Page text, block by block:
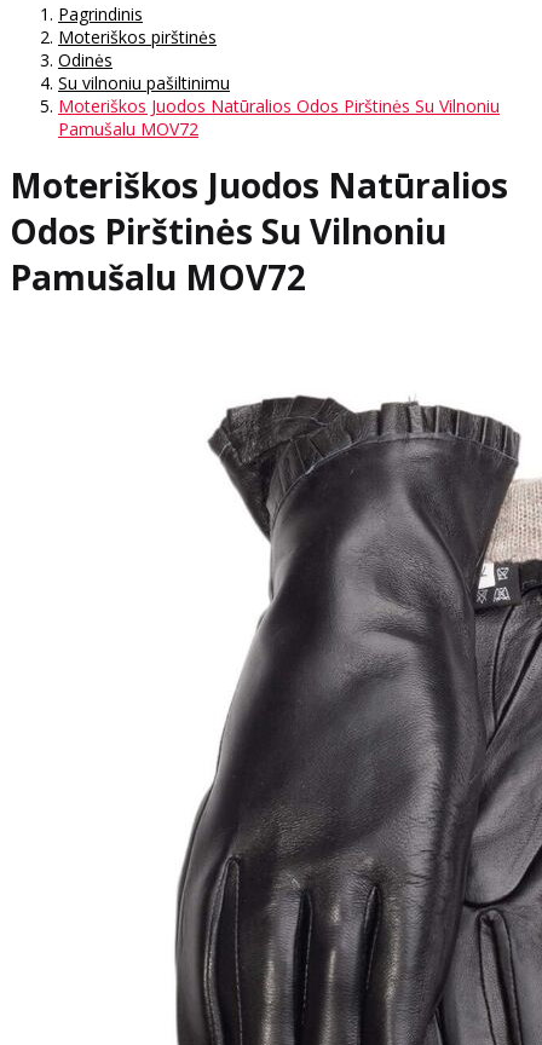
Pagrindinis
Moteriškos pirštinės
Odinės
Su vilnoniu pašiltinimu
Moteriškos Juodos Natūralios Odos Pirštinės Su Vilnoniu
Pamušalu MOV72
Moteriškos Juodos Natūralios
Odos Pirštinės Su Vilnoniu
Pamušalu MOV72